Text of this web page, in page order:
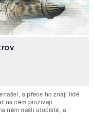
a přece ho znají lidé
na něm prožívají
něm našli útočiště, a